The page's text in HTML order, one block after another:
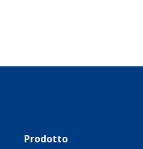
Prodotto